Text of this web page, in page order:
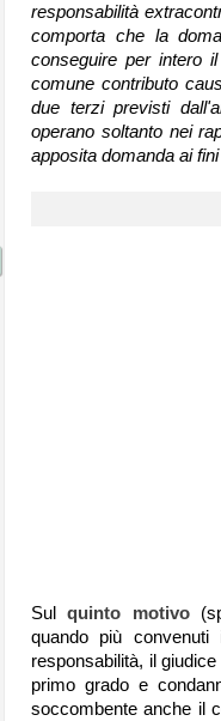
responsabilità
comporta che la
conseguire per intero
comune contributo
due terzi previsti
operano soltanto nei
apposita domanda ai
Sulquinto motivo
quando più
responsabilità, il
primo grado e
soccombente anche il